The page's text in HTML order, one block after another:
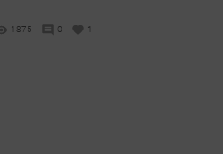
1875 0 1